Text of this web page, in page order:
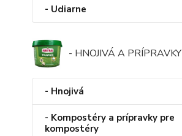
- Udiarne
- HNOJIVÁ A PRÍPRAVKY
- Hnojivá
- Kompostéry a prípravky pre
kompostéry